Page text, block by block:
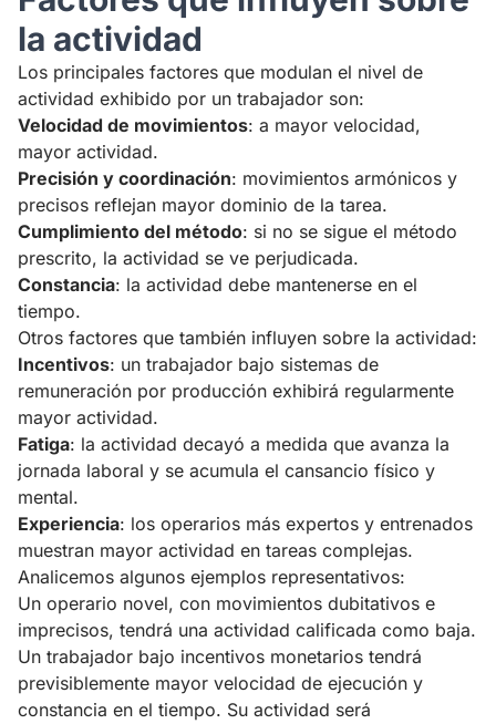
la actividad
Los principales factores que modulan el nivel de
actividad exhibido por un trabajador son:
Velocidad de movimientos: a mayor velocidad,
mayor actividad.
Precisión y coordinación: movimientos armónicos y
precisos reflejan mayor dominio de la tarea.
Cumplimiento del método: si no se sigue el método
prescrito, la actividad se ve perjudicada.
Constancia: la actividad debe mantenerse en el
tiempo.
Otros factores que también influyen sobre la actividad:
Incentivos: un trabajador bajo sistemas de
remuneración por producción exhibirá regularmente
mayor actividad.
Fatiga: la actividad decayó a medida que avanza la
jornada laboral y se acumula el cansancio físico y
mental.
Experiencia: los operarios más expertos y entrenados
muestran mayor actividad en tareas complejas.
Analicemos algunos ejemplos representativos:
Un operario novel, con movimientos dubitativos e
imprecisos, tendrá una actividad calificada como baja.
Un trabajador bajo incentivos monetarios tendrá
previsiblemente mayor velocidad de ejecución y
constancia en el tiempo. Su actividad será